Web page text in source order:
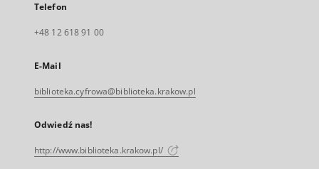
Telefon
+48 12 618 91 00
E-Mail
biblioteka.cyfrowa@biblioteka.krakow.pl
Odwiedź nas!
http://www.biblioteka.krakow.pl/